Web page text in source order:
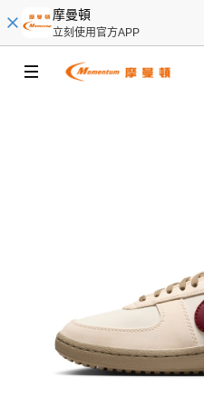
摩曼頓
立刻使用官方APP